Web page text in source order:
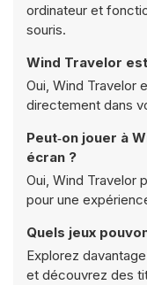
ordinateur et
souris.
Wind Travelor
Oui, Wind Travelor
directement dans
Peut‑on jouer à
écran ?
Oui, Wind Travelor
pour une
Quels jeux
Explorez
et découvrez des